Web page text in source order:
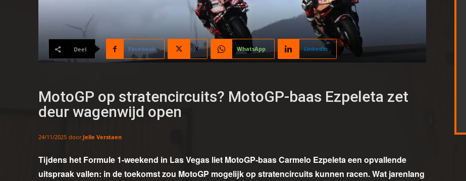
Deel Facebook X WhatsApp Linkedin
MotoGP op stratencircuits? MotoGP-baas Ezpeleta zet
deur wagenwijd open
24/11/2025 door Jelle Verstaen
Tijdens het Formule 1-weekend in Las Vegas liet MotoGP-baas Carmelo Ezpeleta een opvallende
uitspraak vallen: in de toekomst zou MotoGP mogelijk op stratencircuits kunnen racen. Wat jarenlang